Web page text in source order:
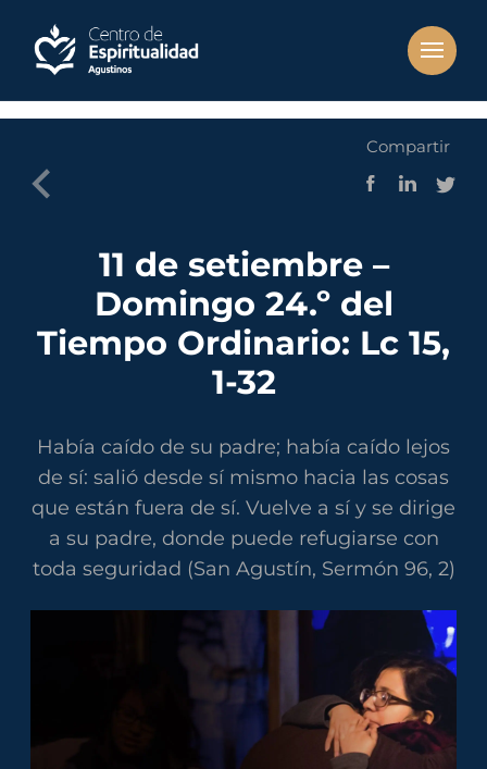
Compartir
11 de setiembre –
Domingo 24.º del
Tiempo Ordinario: Lc 15,
1-32
Había caído de su padre; había caído lejos
de sí: salió desde sí mismo hacia las cosas
que están fuera de sí. Vuelve a sí y se dirige
a su padre, donde puede refugiarse con
toda seguridad (San Agustín, Sermón 96, 2)